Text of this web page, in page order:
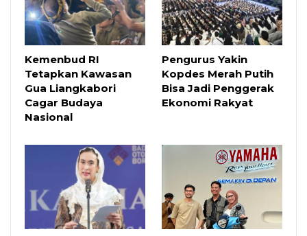
Kemenbud RI
Tetapkan Kawasan
Gua Liangkabori
Cagar Budaya
Nasional
Pengurus Yakin
Kopdes Merah Putih
Bisa Jadi Penggerak
Ekonomi Rakyat